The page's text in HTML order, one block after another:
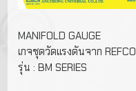
MANIFOLD GAUGE
เกจชุดวัดแรงดันจาก REFCO
รุ่น : BM SERIES